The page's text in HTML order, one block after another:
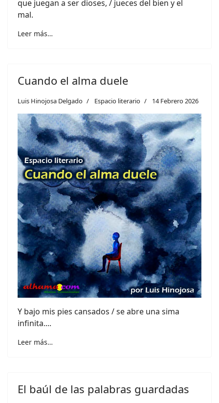
que juegan a ser dioses, / jueces del bien y el
mal.
Leer más…
Cuando el alma duele
Luis Hinojosa Delgado Espacio literario 14 Febrero 2026
Y bajo mis pies cansados / se abre una sima
infinita....
Leer más…
El baúl de las palabras guardadas